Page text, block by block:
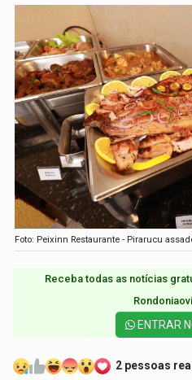
Foto: Peixinn Restaurante - Pirarucu
Receba todas as notícias
ENTRAR
2 pessoas